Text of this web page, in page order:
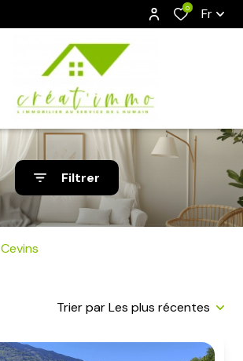
0 Fr
Filtrer
Cevins
Trier par Les plus récentes